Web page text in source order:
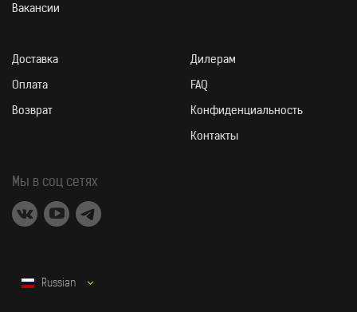
УЗНАТЬ БОЛЬШЕ
Вакансии
Доставка
Оплата
Возврат
Дилерам
FAQ
Конфиденциальность
Контакты
Мы в соц сетях
Russian